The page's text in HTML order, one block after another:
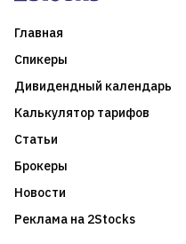
Главная
Спикеры
Дивидендный календарь
Калькулятор тарифов
Статьи
Брокеры
Новости
Реклама на 2Stocks